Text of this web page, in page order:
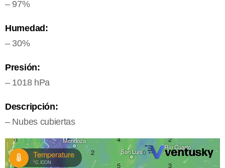
– 97%
Humedad:
– 30%
Presión:
– 1018 hPa
Descripción:
– Nubes cubiertas